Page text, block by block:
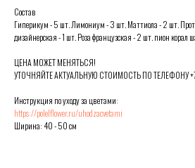
Состав
Гиперикум - 5 шт. Лимониум - 3 шт. Маттиола - 2 шт.
дизайнерская - 1 шт. Роза французская - 2 шт. пион корал
ЦЕНА МОЖЕТ МЕНЯТЬСЯ!
УТОЧНЯЙТЕ АКТУАЛЬНУЮ СТОИМОСТЬ ПО ТЕЛЕФОНУ
Инструкция по уходу за цветами:
https://polelflower.ru/uhodzacvetami
Ширина: 40 - 50 см